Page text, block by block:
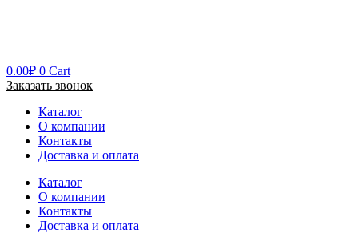
0.00₽ 0 Cart
Заказать звонок
Каталог
О компании
Контакты
Доставка и оплата
Каталог
О компании
Контакты
Доставка и оплата